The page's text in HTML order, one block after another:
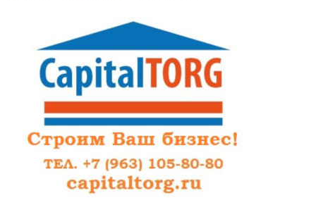
Московской
грозит
банкротством
региональному
оператору